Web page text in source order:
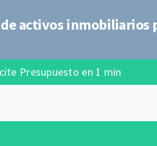
activos inmobiliarios
Presupuesto en 1 min